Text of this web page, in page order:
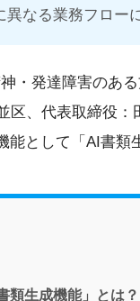
異なる業務フロー
・発達障害のあ
区、代表取締役
能として「AI書類
類生成機能」とは？